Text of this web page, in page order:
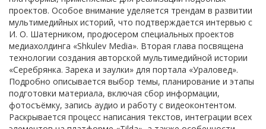
проектов. Особое внимание уделяется трендам в развитии
мультимедийных историй, что подтверждается интервью с
И. О. Шатерником, продюсером специальных проектов
медиахолдинга «Shkulev Media». Вторая глава посвящена
технологии создания авторской мультимедийной истории
«Серебрянка. Зарека и заулки» для портала «Ураловед».
Подробно описывается выбор темы, планирование и этапы
подготовки материала, включая сбор информации,
фотосъёмку, запись аудио и работу с видеоконтентом.
Раскрывается процесс написания текстов, интеграции всех